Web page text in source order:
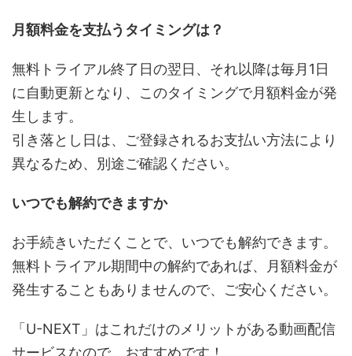
月額料金を支払うタイミングは？
無料トライアル終了日の翌日、それ以降は毎月1日
に自動更新となり、このタイミングで月額料金が発
生します。
引き落とし日は、ご登録されるお支払い方法により
異なるため、別途ご確認ください。
いつでも解約できますか
お手続きいただくことで、いつでも解約できます。
無料トライアル期間中の解約であれば、月額料金が
発生することもありませんので、ご安心ください。
「U-NEXT」はこれだけのメリットがある動画配信
サービスなので、おすすめです！